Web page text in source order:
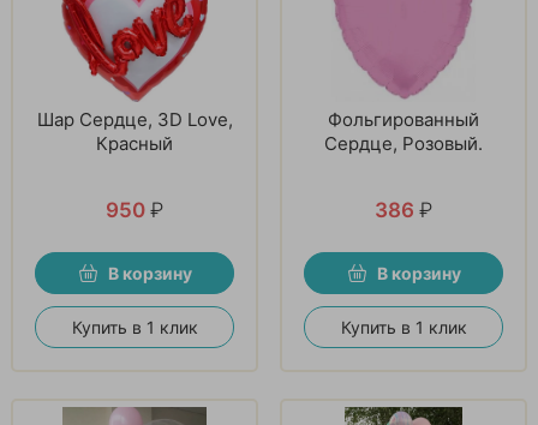
Шар Сердце, 3D Love,
Красный
950 ₽
В корзину
Купить в 1 клик
Фольгированный
Сердце, Розовый.
386 ₽
В корзину
Купить в 1 клик